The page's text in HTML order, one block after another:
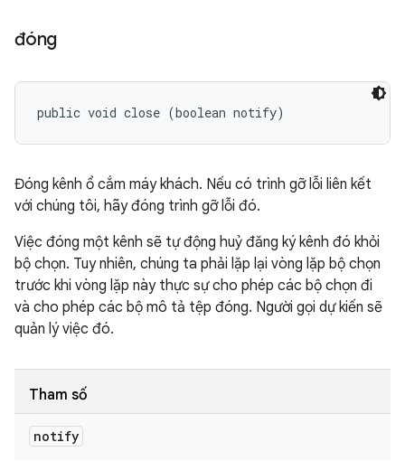
đóng
public void close (boolean notify)
Đóng kênh ổ cắm máy khách. Nếu có trình gỡ lỗi liên kết
với chúng tôi, hãy đóng trình gỡ lỗi đó.
Việc đóng một kênh sẽ tự động huỷ đăng ký kênh đó khỏi
bộ chọn. Tuy nhiên, chúng ta phải lặp lại vòng lặp bộ chọn
trước khi vòng lặp này thực sự cho phép các bộ chọn đi
và cho phép các bộ mô tả tệp đóng. Người gọi dự kiến sẽ
quản lý việc đó.
Tham số
notify